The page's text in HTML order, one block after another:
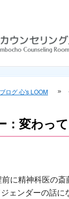
ブログ 心's LOOM
：変わっ
に精神科医の斎
ェンダーの話に